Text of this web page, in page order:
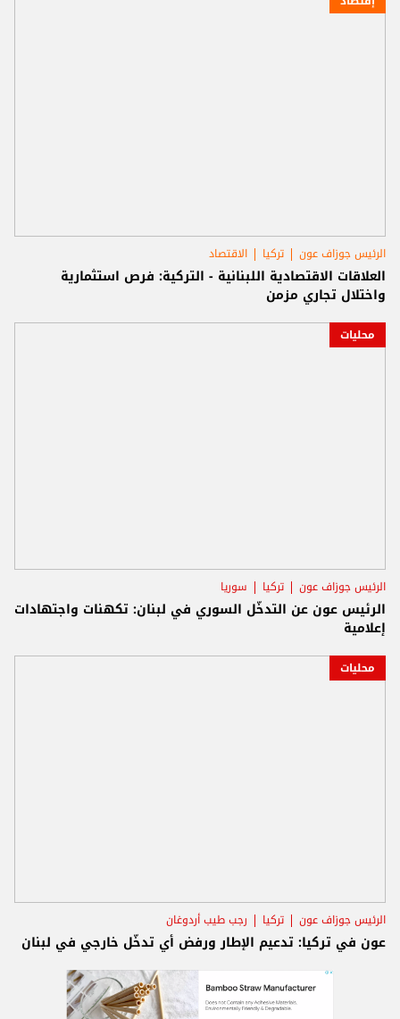
الرئيس جوزاف عون تركيا الاقتصاد
العلاقات الاقتصادية اللبنانية - التركية: فرص استثمارية
واختلال تجاري مزمن
محليات
الرئيس جوزاف عون تركيا سوريا
الرئيس عون عن التدخّل السوري في لبنان: تكهنات واجتهادات
إعلامية
محليات
الرئيس جوزاف عون تركيا رجب طيب أردوغان
عون في تركيا: تدعيم الإطار ورفض أي تدخّل خارجي في لبنان